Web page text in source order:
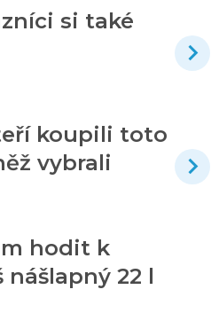
si také
koupili toto
vybrali
hodit k
nášlapný 22 l